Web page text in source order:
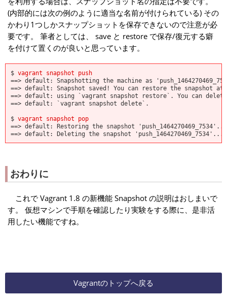
(内部的には次の例のように適当な名前が付けられている) その
かわり1つしかスナップショットを保存できないので注意が必
要です。 筆者としては、 save と restore で保存/復元する癖
を付けて置くのが良いと思っています。
$ vagrant snapshot push
==> default: Snapshotting the machine as
==> default: Snapshot saved! You can restore the snapshot at
==> default: using `vagrant snapshot restore`. You can
==> default: `vagrant snapshot delete`.
$ vagrant snapshot pop
==> default: Restoring the snapshot 'push_1464270469_7534'...
==> default: Deleting the snapshot 'push_1464270469_7534'...
おわりに
これで Vagrant 1.8 の新機能 Snapshot の説明はおしまいで
す。 仮想マシンで手順を確認したり実験をする際に、是非活
用したい機能ですね。
Vagrantのトップへ戻る